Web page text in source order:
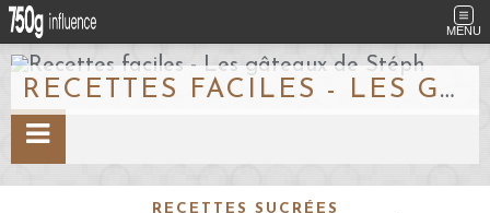
MENU
RECETTES FACILES - LES GÂTEAUX DE STÉPH
RECETTES SUCRÉES